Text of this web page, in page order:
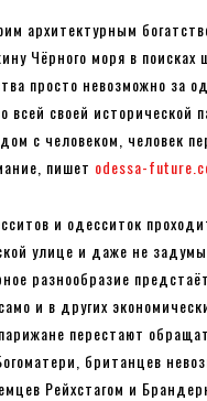
архитектурным
Чёрного моря в поисках
просто невозможно за
всей своей исторической
с человеком, человек
пишет odessa-
и одесситок
улице и даже не
разнообразие
и в других
перестают
британцев
Рейхстагом и